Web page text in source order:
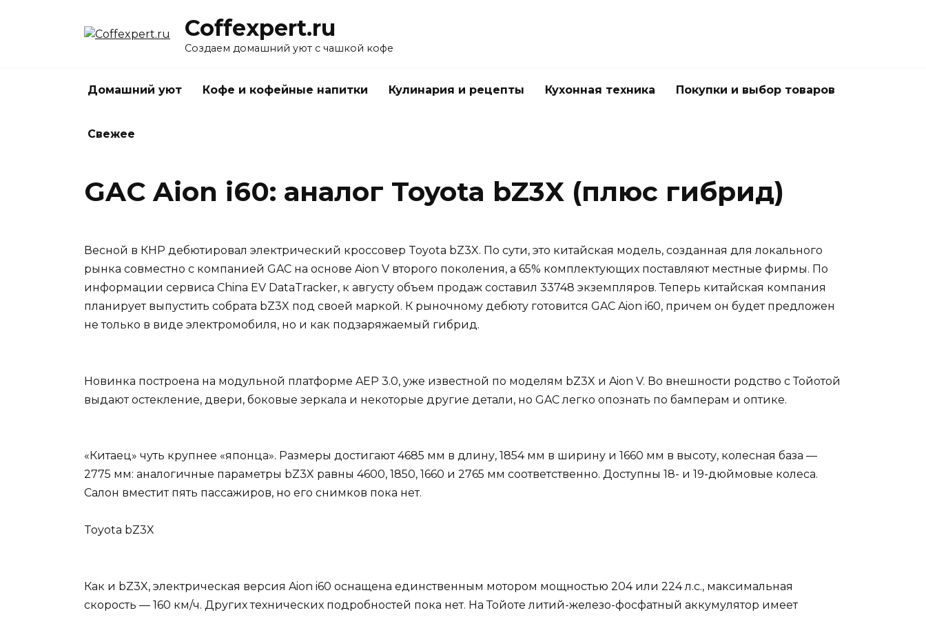
Coffexpert.ru
Создаем домашний уют с чашкой кофе
Домашний уют Кофе и кофейные напитки Кулинария и рецепты Кухонная техника Покупки и выбор товаров
Свежее
GAC Aion i60: аналог Toyota bZ3X (плюс гибрид)
Весной в КНР дебютировал электрический кроссовер Toyota bZ3X. По сути, это китайская модель, созданная для локального
рынка совместно с компанией GAC на основе Aion V второго поколения, а 65% комплектующих поставляют местные фирмы. По
информации сервиса China EV DataTracker, к августу объем продаж составил 33748 экземпляров. Теперь китайская компания
планирует выпустить собрата bZ3X под своей маркой. К рыночному дебюту готовится GAC Aion i60, причем он будет предложен
не только в виде электромобиля, но и как подзаряжаемый гибрид.
Новинка построена на модульной платформе AEP 3.0, уже известной по моделям bZ3X и Aion V. Во внешности родство с Тойотой
выдают остекление, двери, боковые зеркала и некоторые другие детали, но GAC легко опознать по бамперам и оптике.
«Китаец» чуть крупнее «японца». Размеры достигают 4685 мм в длину, 1854 мм в ширину и 1660 мм в высоту, колесная база —
2775 мм: аналогичные параметры bZ3X равны 4600, 1850, 1660 и 2765 мм соответственно. Доступны 18- и 19-дюймовые колеса.
Салон вместит пять пассажиров, но его снимков пока нет.
Toyota bZ3X
Как и bZ3X, электрическая версия Aion i60 оснащена единственным мотором мощностью 204 или 224 л.с., максимальная
скорость — 160 км/ч. Других технических подробностей пока нет. На Тойоте литий-железо-фосфатный аккумулятор имеет